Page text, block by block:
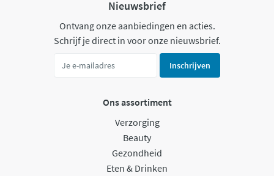
Nieuwsbrief
Ontvang onze aanbiedingen en acties.
Schrijf je direct in voor onze nieuwsbrief.
Inschrijven
Ons assortiment
Verzorging
Beauty
Gezondheid
Eten & Drinken